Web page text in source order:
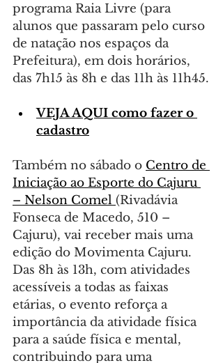
programa Raia Livre (para
alunos que passaram pelo curso
de natação nos espaços da
Prefeitura), em dois horários,
das 7h15 às 8h e das 11h às 11h45.
VEJA AQUI como fazer o
cadastro
Também no sábado o Centro de
Iniciação ao Esporte do Cajuru
– Nelson Comel (Rivadávia
Fonseca de Macedo, 510 –
Cajuru), vai receber mais uma
edição do Movimenta Cajuru.
Das 8h às 13h, com atividades
acessíveis a todas as faixas
etárias, o evento reforça a
importância da atividade física
para a saúde física e mental,
contribuindo para uma